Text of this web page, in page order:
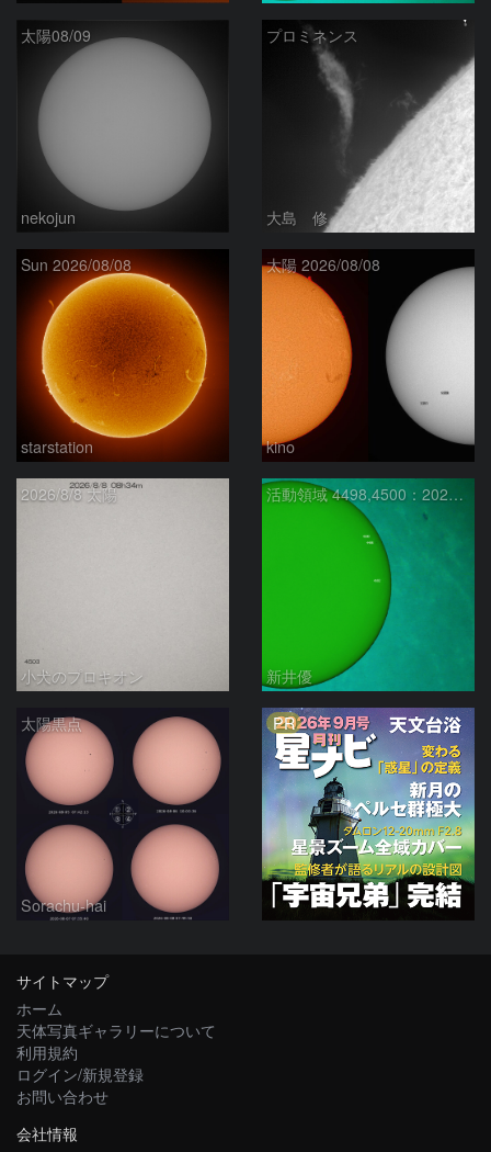
太陽08/09
nekojun
プロミネンス
大島 修
Sun 2026/08/08
starstation
太陽 2026/08/08
kino
2026/8/8 太陽
小犬のプロキオン
活動領域 4498,4500：2026/08/08
新井優
太陽黒点
Sorachu-hai
PR
サイトマップ
ホーム
天体写真ギャラリーについて
利用規約
ログイン/新規登録
お問い合わせ
会社情報